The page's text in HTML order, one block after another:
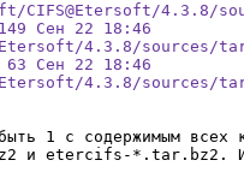
4.3.8/
Сен 22 18:46
4.3.8/
Сен 22 18:46
4.3.8/sources/
1 с содержимым всех
и etercifs-*.tar.bz2. И